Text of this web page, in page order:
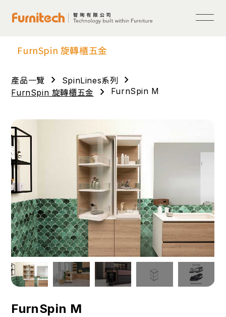
FurnSpin 旋轉櫃五金
產品一覽 chevron_right SpinLines系列 chevron_right
FurnSpin 旋轉櫃五金 chevron_right FurnSpin M
FurnSpin M